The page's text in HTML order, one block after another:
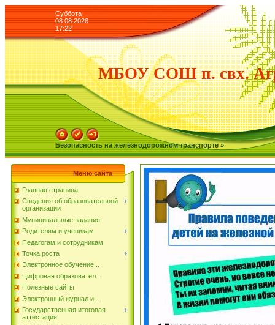
Суббота
08.08.2026
17:22
МБОУ СОШ п. свх.
Безопасность на железнодорожном транспорте »
Меню сайта
Главная страница
Сведения об образовательной
организации
Муниципальные задания
Родителям и ученикам
Педагогам и сотрудникам
Точка роста
Электронное обучение...
Цифровая образовател...
Полезные сайты
Электронный журнал и...
Государственная итоговая
аттестация